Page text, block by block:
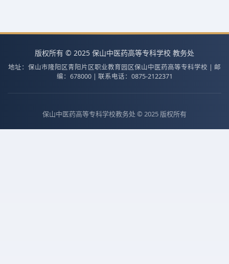
版权所有 © 2025 保山中医药高等专科学校 教务处
地址：保山市隆阳区青阳片区职业教育园区保山中医药高等专科学校 | 邮
编：678000 | 联系电话：0875-2122371
保山中医药高等专科学校教务处 © 2025 版权所有